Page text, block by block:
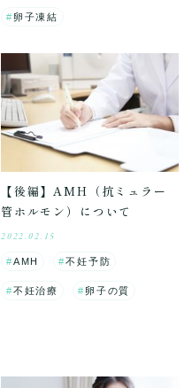
卵子凍結
【後編】AMH（抗ミュラー
管ホルモン）について
2022.02.15
AMH 不妊予防
不妊治療 卵子の質